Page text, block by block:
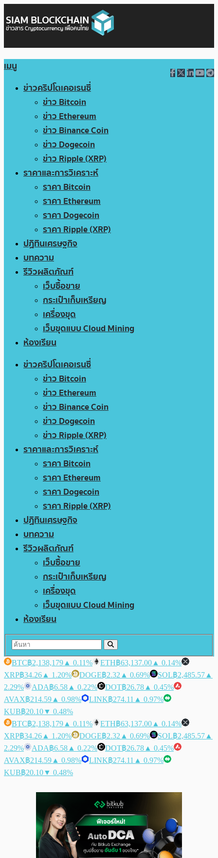
เมนู
ข่าวคริปโตเคอเรนซี่
ข่าว Bitcoin
ข่าว Ethereum
ข่าว Binance Coin
ข่าว Dogecoin
ข่าว Ripple (XRP)
ราคาและการวิเคราะห์
ราคา Bitcoin
ราคา Ethereum
ราคา Dogecoin
ราคา Ripple (XRP)
ปฏิทินเศรษฐกิจ
บทความ
รีวิวผลิตภัณฑ์
เว็บซื้อขาย
กระเป๋าเก็บเหรียญ
เครื่องขุด
เว็บขุดแบบ Cloud Mining
ห้องเรียน
ข่าวคริปโตเคอเรนซี่
ข่าว Bitcoin
ข่าว Ethereum
ข่าว Binance Coin
ข่าว Dogecoin
ข่าว Ripple (XRP)
ราคาและการวิเคราะห์
ราคา Bitcoin
ราคา Ethereum
ราคา Dogecoin
ราคา Ripple (XRP)
ปฏิทินเศรษฐกิจ
บทความ
รีวิวผลิตภัณฑ์
เว็บซื้อขาย
กระเป๋าเก็บเหรียญ
เครื่องขุด
เว็บขุดแบบ Cloud Mining
ห้องเรียน
BTC฿2,138,179 ▲ 0.11% ETH฿63,137.00 ▲ 0.14%
XRP฿34.26 ▲ 1.20% DOGE฿2.32 ▲ 0.69% SOL฿2,485.57 ▲
2.29%
ADA฿6.58 ▲ 0.22% DOT฿26.78 ▲ 0.45%
AVAX฿214.59 ▲ 0.98% LINK฿274.11 ▲ 0.97%
KUB฿20.10▼ 0.48%
BTC฿2,138,179 ▲ 0.11% ETH฿63,137.00 ▲ 0.14%
XRP฿34.26 ▲ 1.20% DOGE฿2.32 ▲ 0.69% SOL฿2,485.57 ▲
2.29%
ADA฿6.58 ▲ 0.22% DOT฿26.78 ▲ 0.45%
AVAX฿214.59 ▲ 0.98% LINK฿274.11 ▲ 0.97%
KUB฿20.10▼ 0.48%